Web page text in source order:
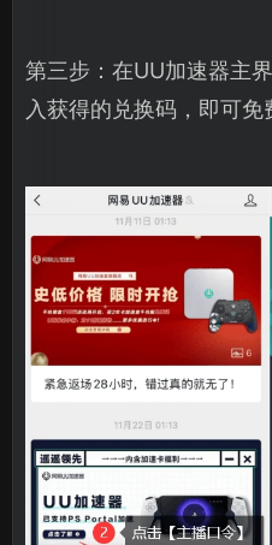
第三步：在UU加速器主
入获得的兑换码，即可免